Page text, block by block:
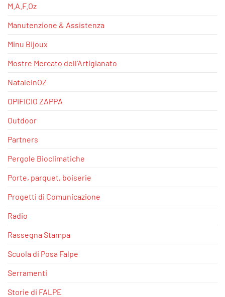
M.A.F.Oz
Manutenzione & Assistenza
Minu Bijoux
Mostre Mercato dell'Artigianato
NataleinOZ
OPIFICIO ZAPPA
Outdoor
Partners
Pergole Bioclimatiche
Porte, parquet, boiserie
Progetti di Comunicazione
Radio
Rassegna Stampa
Scuola di Posa Falpe
Serramenti
Storie di FALPE